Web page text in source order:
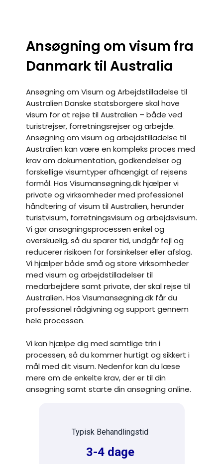
Ansøgning om visum fra
Danmark til Australia
Ansøgning om Visum og Arbejdstilladelse til
Australien Danske statsborgere skal have
visum for at rejse til Australien – både ved
turistrejser, forretningsrejser og arbejde.
Ansøgning om visum og arbejdstilladelse til
Australien kan være en kompleks proces med
krav om dokumentation, godkendelser og
forskellige visumtyper afhængigt af rejsens
formål. Hos Visumansøgning.dk hjælper vi
private og virksomheder med professionel
håndtering af visum til Australien, herunder
turistvisum, forretningsvisum og arbejdsvisum.
Vi gør ansøgningsprocessen enkel og
overskuelig, så du sparer tid, undgår fejl og
reducerer risikoen for forsinkelser eller afslag.
Vi hjælper både små og store virksomheder
med visum og arbejdstilladelser til
medarbejdere samt private, der skal rejse til
Australien. Hos Visumansøgning.dk får du
professionel rådgivning og support gennem
hele processen.
Vi kan hjælpe dig med samtlige trin i
processen, så du kommer hurtigt og sikkert i
mål med dit visum. Nedenfor kan du læse
mere om de enkelte krav, der er til din
ansøgning samt starte din ansøgning online.
Typisk Behandlingstid
3-4 dage